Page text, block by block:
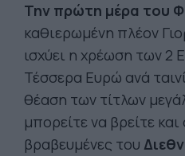
Την πρώτη μέρα του
καθιερωμένη πλέον
ισχύει η χρέωση των 2
Τέσσερα Ευρώ ανά
θέαση των τίτλων
μπορείτε να βρείτε
βραβευμένες του